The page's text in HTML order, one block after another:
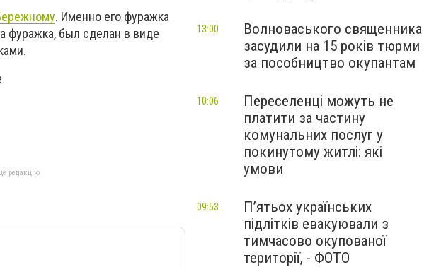
. Именно его фуражка
фуражка, был сделан в виде
редакцію
Волноваського священника
засудили на 15 років тюрми
за пособництво окупантам
13:00
Переселенці можуть не
платити за частину
комунальних послуг у
покинутому житлі: які
умови
10:06
П’ятьох українських
підлітків евакуювали з
тимчасово окупованої
території, - ФОТО
09:53